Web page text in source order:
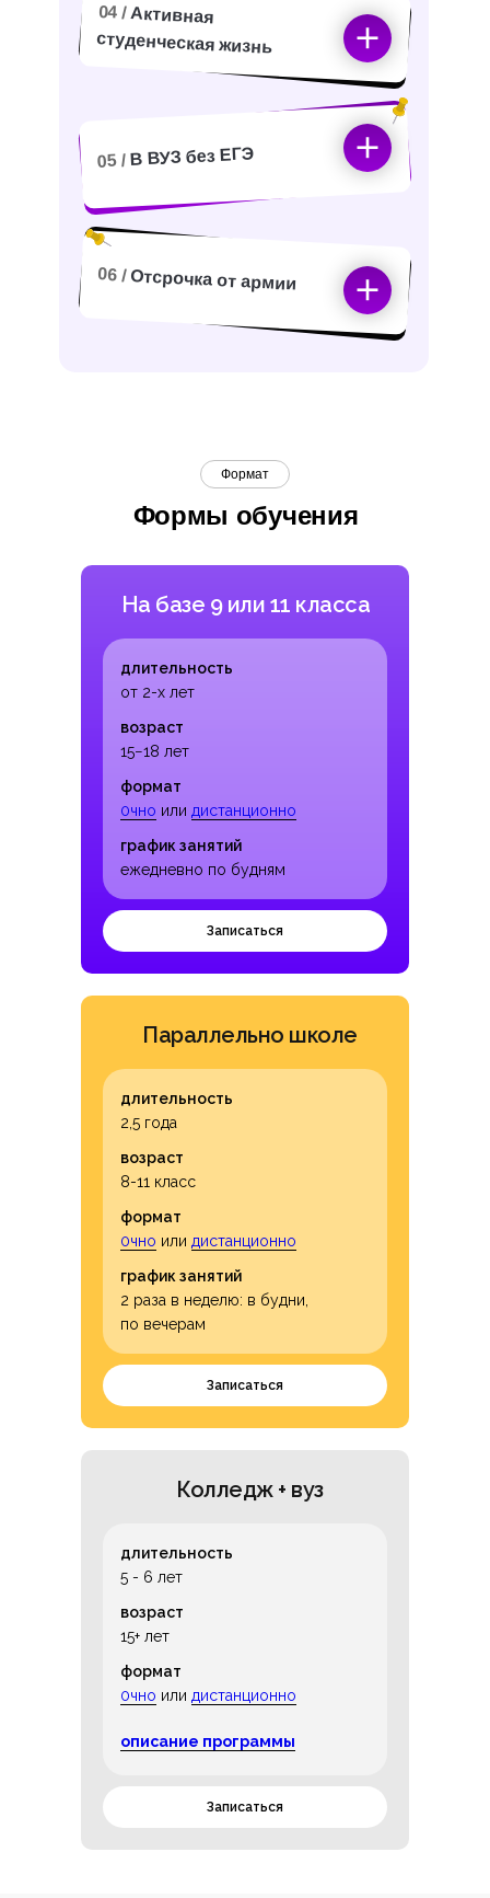
04 /Активная
студенческая жизнь
05 / В ВУЗ без ЕГЭ
06 / Отсрочка от армии
Формат
Формы обучения
На базе 9 или 11 класса
Параллельно школе
Колледж + вуз
Записаться
Записаться
Записаться
формат
0чно или дистанционно
формат
0чно или дистанционно
формат
0чно или дистанционно
график занятий
ежедневно по будням
возраст
15−18 лет
длительность
от 2-х лет
график занятий
2 раза в неделю: в будни,
по вечерам
возраст
8-11 класс
длительность
2,5 года
описание программы
возраст
15+ лет
длительность
5 - 6 лет